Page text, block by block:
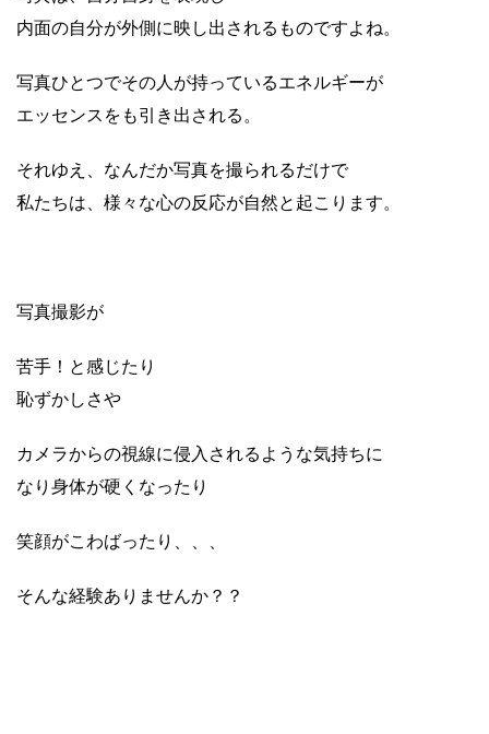
内面の自分が外側に映し出されるものですよね。
写真ひとつでその人が持っているエネルギーが
エッセンスをも引き出される。
それゆえ、なんだか写真を撮られるだけで
私たちは、様々な心の反応が自然と起こります。
写真撮影が
苦手！と感じたり
恥ずかしさや
カメラからの視線に侵入されるような気持ちに
なり身体が硬くなったり
笑顔がこわばったり、、、
そんな経験ありませんか？？